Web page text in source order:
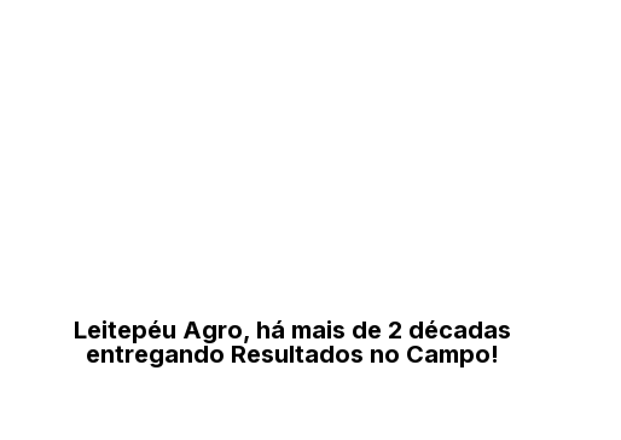
Leitepéu Agro, há mais de 2 décadas
entregando Resultados no Campo!